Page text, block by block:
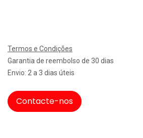
Termos e Condições
Garantia de reembolso de 30 dias
Envio: 2 a 3 dias úteis
Contacte-nos